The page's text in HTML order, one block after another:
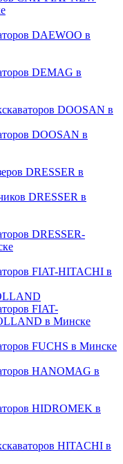
DAEWOO в
DEMAG в
DOOSAN в
DOOSAN в
DRESSER в
DRESSER в
DRESSER-
FIAT-HITACHI в
FIAT-
в Минске
FUCHS в Минске
HANOMAG в
HIDROMEK в
HITACHI в